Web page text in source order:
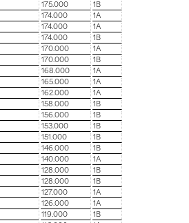
175.000
1B
174.000
1A
174.000
1A
174.000
1B
170.000
1A
170.000
1B
168.000
1A
165.000
1A
162.000
1A
158.000
1B
156.000
1B
153.000
1B
151.000
1B
146.000
1B
140.000
1A
128.000
1B
128.000
1B
127.000
1A
126.000
1A
119.000
1B